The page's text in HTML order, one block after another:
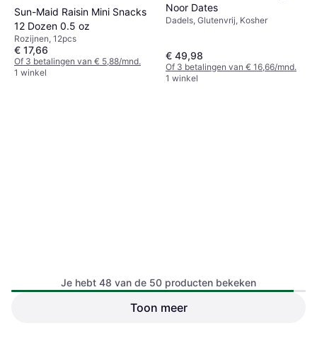
Sun-Maid Raisin Mini Snacks
12 Dozen 0.5 oz
Rozijnen, 12pcs
€ 17,66
Of 3 betalingen van € 5,88/mnd.
1 winkel
Noor Dates
Dadels, Glutenvrij, Kosher
€ 49,98
Of 3 betalingen van € 16,66/mnd.
1 winkel
Power Up Protein Packed
Crystallized Ginger Dices 16
Je hebt 48 van de 50 producten bekeken
Toon meer